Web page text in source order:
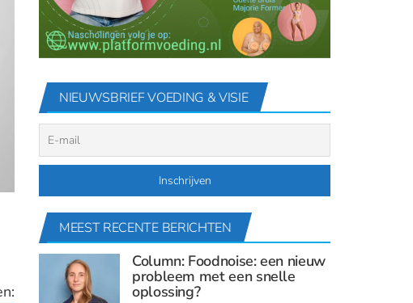
NIEUWSBRIEF VOEDING & VISIE
MEEST RECENTE BERICHTEN
Column: Foodnoise: een nieuw
probleem met een snelle
oplossing?